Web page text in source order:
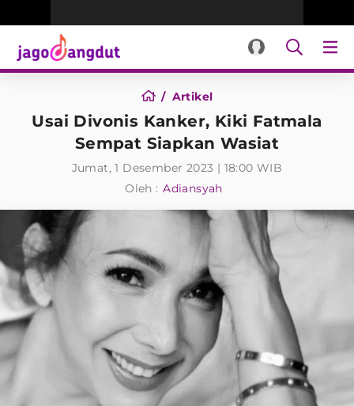
Artikel
Usai Divonis Kanker, Kiki Fatmala
Sempat Siapkan Wasiat
Jumat, 1 Desember 2023 | 18:00 WIB
Oleh : Adiansyah